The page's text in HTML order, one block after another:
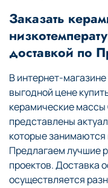
Заказать
доставкой по
В интернет-
выгодной цене
керамические массы
представлены
которые
Предлагаем лучшие
проектов. Доставка
осуществляется